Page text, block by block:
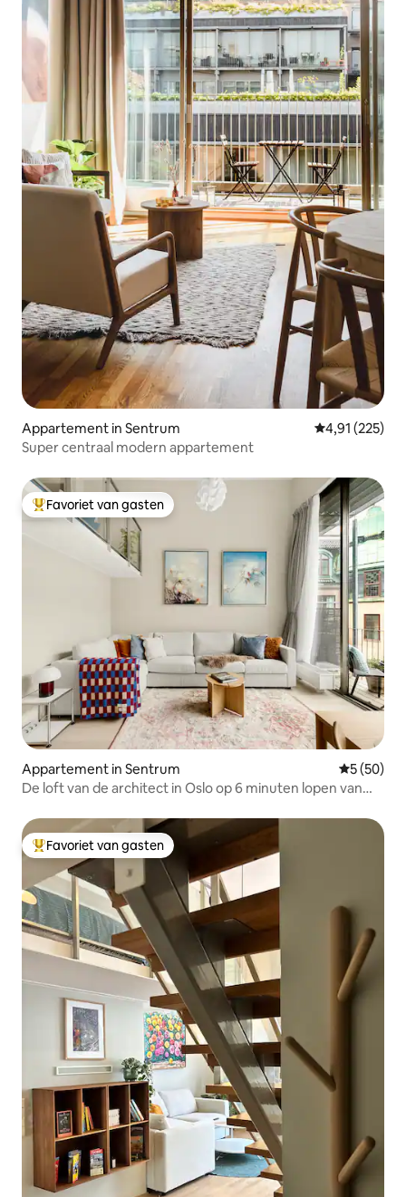
Appartement in Sentrum Gemiddelde
4,91 (225)
Super centraal modern appartement
Topfavoriet van gasten
Favoriet van gasten
Appartement in Sentrum
5 (50)
De loft van de architect in Oslo op 6 minuten lopen van
Topfavoriet van gasten
Favoriet van gasten